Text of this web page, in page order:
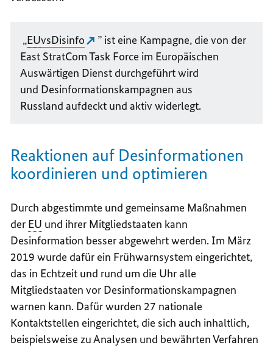
„EUvsDisinfo
” ist eine Kampagne, die von der
East StratCom Task Force im Europäischen
Auswärtigen Dienst durchgeführt wird
und Desinformationskampagnen aus
Russland aufdeckt und aktiv widerlegt.
Reaktionen auf Desinformationen
koordinieren und optimieren
Durch abgestimmte und gemeinsame Maßnahmen
der EU und ihrer Mitgliedstaaten kann
Desinformation besser abgewehrt werden. Im März
2019 wurde dafür ein Frühwarnsystem eingerichtet,
das in Echtzeit und rund um die Uhr alle
Mitgliedstaaten vor Desinformationskampagnen
warnen kann. Dafür wurden 27 nationale
Kontaktstellen eingerichtet, die sich auch inhaltlich,
beispielsweise zu Analysen und bewährten Verfahren